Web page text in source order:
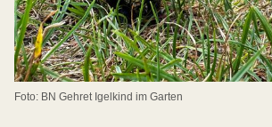
Foto: BN Gehret Igelkind im Garten